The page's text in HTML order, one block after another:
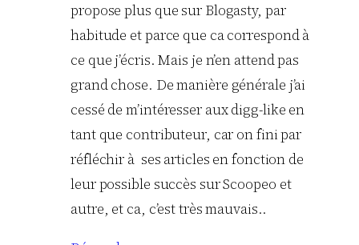
propose plus que sur Blogasty, par
habitude et parce que ca correspond à
ce que j’écris. Mais je n’en attend pas
grand chose. De manière générale j’ai
cessé de m’intéresser aux digg-like en
tant que contributeur, car on fini par
réfléchir à ses articles en fonction de
leur possible succès sur Scoopeo et
autre, et ca, c’est très mauvais..